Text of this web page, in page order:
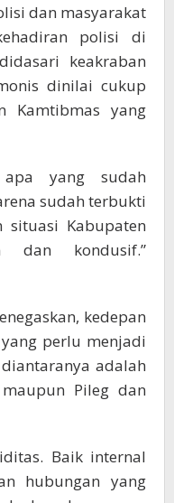
dan masyarakat
polisi di
keakraban
dinilai cukup
Kamtibmas yang
yang sudah
sudah terbukti
situasi Kabupaten
dan kondusif.”
kedepan
perlu menjadi
adalah
Pileg dan
Baik internal
hubungan yang